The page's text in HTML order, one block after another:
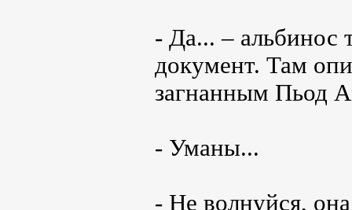
- Да... – альбинос
документ. Там
загнанным Пьод
- Уманы...
- Не волнуйся,